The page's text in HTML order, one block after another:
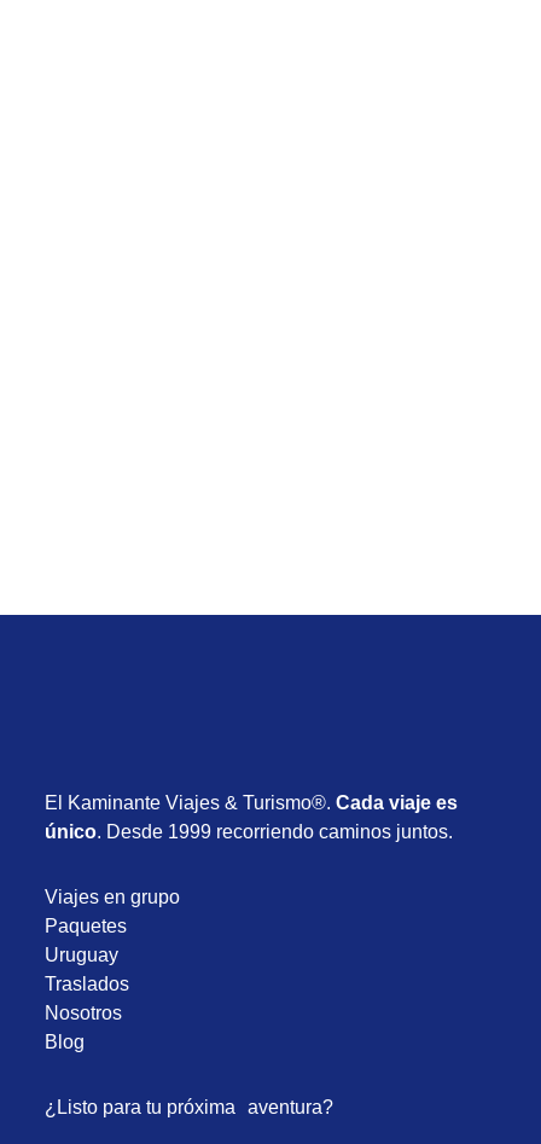
El Kaminante Viajes & Turismo®.Cada viaje es
único. Desde 1999 recorriendo caminos juntos.
Viajes en grupo
Paquetes
Uruguay
Traslados
Nosotros
Blog
¿Listo para tu próxima aventura?